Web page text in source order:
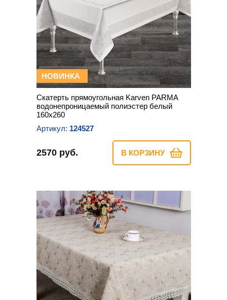
НОВИНКА
Скатерть прямоугольная Karven PARMA
водонепроницаемый полиэстер белый
160х260
Артикул: 124527
2570 руб. В КОРЗИНУ